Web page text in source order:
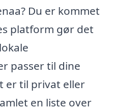
Du er kommet
platform gør det
passer til dine
er til privat eller
en liste over